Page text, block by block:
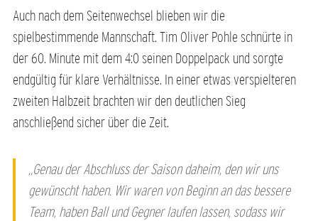
Auch nach dem Seitenwechsel blieben wir die
spielbestimmende Mannschaft. Tim Oliver Pohle schnürte in
der 60. Minute mit dem 4:0 seinen Doppelpack und sorgte
endgültig für klare Verhältnisse. In einer etwas verspielteren
zweiten Halbzeit brachten wir den deutlichen Sieg
anschließend sicher über die Zeit.
„Genau der Abschluss der Saison daheim, den wir uns
gewünscht haben. Wir waren von Beginn an das bessere
Team, haben Ball und Gegner laufen lassen, sodass wir